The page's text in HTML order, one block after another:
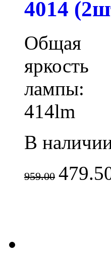
4014
Общая
яркость
лампы:
414lm
В
959.00